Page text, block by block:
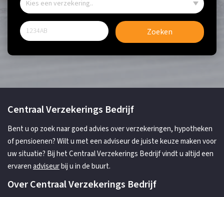
Zoeken
Centraal Verzekerings Bedrijf
Bent u op zoek naar goed advies over verzekeringen, hypotheken
of pensioenen? Wilt u met een adviseur de juiste keuze maken voor
uw situatie? Bij het Centraal Verzekerings Bedrijf vindt u altijd een
ervarenadviseurbij u in de buurt.
Over Centraal Verzekerings Bedrijf